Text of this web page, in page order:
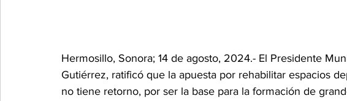
Hermosillo, Sonora; 14 de agosto, 2024.- El Presidente
Gutiérrez, ratificó que la apuesta por rehabilitar espacios
no tiene retorno, por ser la base para la formación de